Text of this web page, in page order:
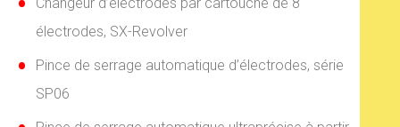
Changeur d’électrodes par cartouche de 8
électrodes, SX-Revolver
Pince de serrage automatique d’électrodes, série
SP06